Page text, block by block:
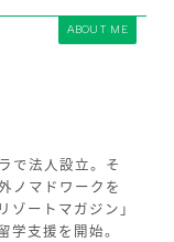
ABOUT ME
で法人設立。そ
ノマドワークを
ゾートマガジン」
学支援を開始。